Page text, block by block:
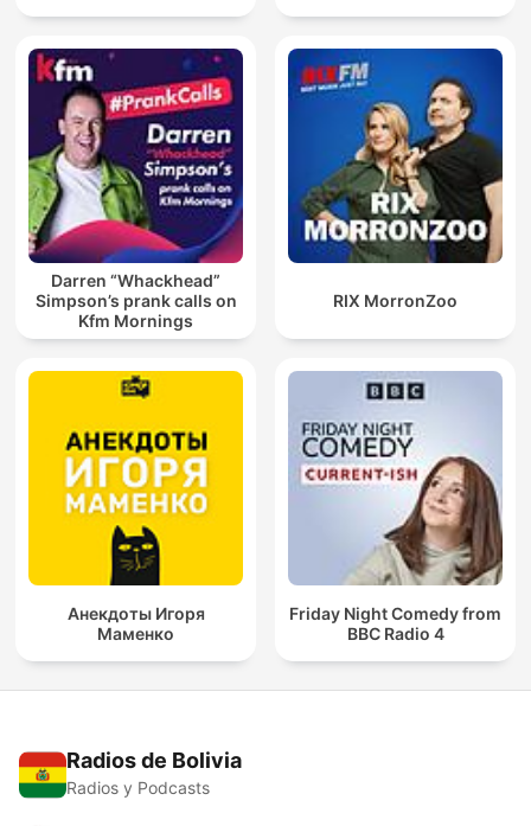
Darren “Whackhead”
Simpson’s prank calls on
Kfm Mornings
RIX MorronZoo
Анекдоты Игоря
Маменко
Friday Night Comedy from
BBC Radio 4
Radios de Bolivia
Radios y Podcasts